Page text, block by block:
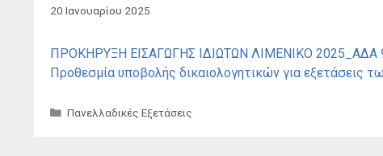
20 Ιανουαρίου 2025
ΠΡΟΚΗΡΥΞΗ ΕΙΣΑΓΩΓΗΣ ΙΔΙΩΤΩΝ ΛΙΜΕΝΙΚΟ
Προθεσμία υποβολής δικαιολογητικών για εξετάσεις
Κατηγορίες
Πανελλαδικές Εξετάσεις